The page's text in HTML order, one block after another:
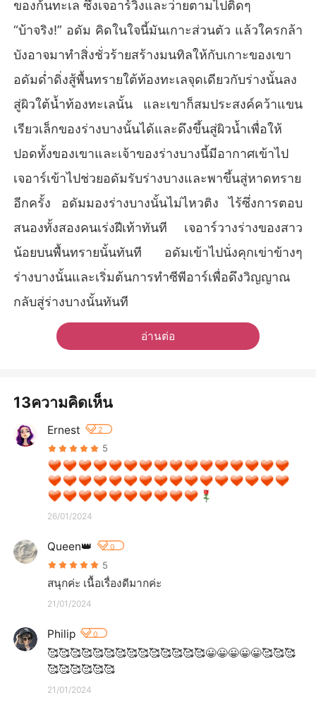
ของก้นทะเล ซึ่งเจอาร์วิ่งและว่ายตามไปติดๆ
“บ้าจริง!” อดัม คิดในใจนี้มันเกาะส่วนตัว แล้วใครกล้า
บังอาจมาทำสิ่งชั่วร้ายสร้างมนทิลให้กับเกาะของเขา
อดัมด่ำดิ่งสู้พื้นทรายใต้ท้องทะเลจุดเดียวกับร่างนั้นลง
สู่ผิวใต้น้ำท้องทะเลนั้น และเขาก็สมประสงค์คว้าแขน
เรียวเล็กของร่างบางนั้นได้และดึงขึ้นสู่ผิวน้ำเพื่อให้
ปอดทั้งของเขาและเจ้าของร่างบางนี้มีอากาศเข้าไป
เจอาร์เข้าไปช่วยอดัมรับร่างบางและพาขึ้นสู่หาดทราย
อีกครั้ง อดัมมองร่างบางนั้นไม่ไหวติง ไร้ซึ่งการตอบ
สนองทั้งสองคนเร่งฝีเท้าทันที เจอาร์วางร่างของสาว
น้อยบนพื้นทรายนั้นทันที อดัมเข้าไปนั่งคุกเข่าข้างๆ
ร่างบางนั้นและเริ่มต้นการทำซีพีอาร์เพื่อดึงวิญญาณ
กลับสู่ร่างบางนั้นทันที
อ่านต่อ
13ความคิดเห็น
Ernest 2
5
26/01/2024
Queen👑 0
5
สนุกค่ะ เนื้อเรื่องดีมากค่ะ
21/01/2024
Philip 0
🥰🥰🥰🥰🥰🥰🥰🥰🥰🥰🥰🥰🥰🥰😀😀😀😀😀🥰🥰🥰
🥰🥰🥰🥰🥰🥰
21/01/2024